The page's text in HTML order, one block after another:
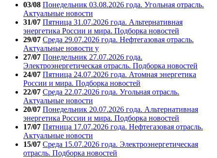
03/08 Понедельник 03.08.2026 года. Угольная отрасль.
Актуальные новости
31/07 Пятница 31.07.2026 года. Альтернативная
энергетика России и мира. Подборка новостей
29/07 Среда 29.07.2026 года. Нефтегазовая отрасль.
Актуальные новости у
27/07 Понедельник 27.07.2026 года.
Электроэнергетическая отрасль. Подборка новостей
24/07 Пятница 24.07.2026 года. Атомная энергетика
России и мира. Подборка новостей
22/07 Среда 22.07.2026 года. Угольная отрасль.
Актуальные новости
20/07 Понедельник 20.07.2026 года. Альтернативная
энергетика России и мира. Подборка новостей
17/07 Пятница 17.07.2026 года. Нефтегазовая отрасль.
Актуальные новости
15/07 Среда 15.07.2026 года. Электроэнергетическая
отрасль. Подборка новостей